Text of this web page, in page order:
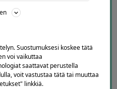
3 / 60
Suostumuksesi koskee tätä
voi vaikuttaa
saattavat perustella
voit vastustaa tätä tai muuttaa
linkkiä.